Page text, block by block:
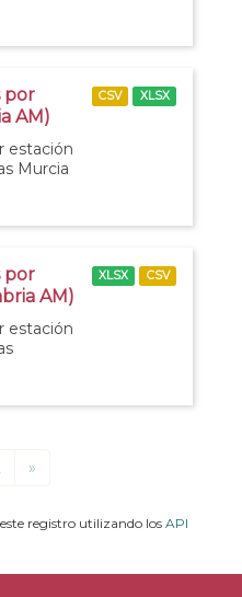
por
AM)
estación
Murcia
CSV XLSX
por
AM)
estación
XLSX CSV
»
registro utilizando losAPI